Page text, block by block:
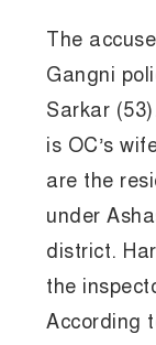
The
Gangni
Sarkar
is OC’s
are the
under
district.
the
According